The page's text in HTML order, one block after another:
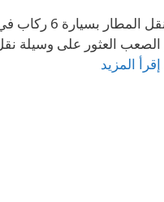
69694241 اتصل
إقرأ المزيد